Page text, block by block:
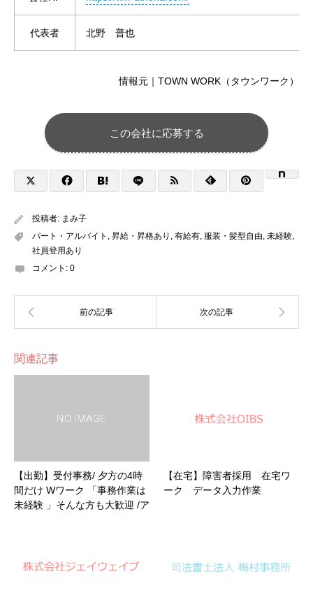
代表者 北野 普也
情報元｜TOWN WORK（タウンワーク）
この会社に応募する
投稿者: まみ子
パート・アルバイト
昇給・昇格あり 有給有 服装・髪型自由 未経験
社員登用あり
コメント: 0
関連記事
【出勤】受付事務/ 夕方の4時
間だけ Wワーク 「事務作業は
未経験 」そんな方も大歓迎 /ア
【在宅】障害者採用 在宅ワ
ーク データ入力作業